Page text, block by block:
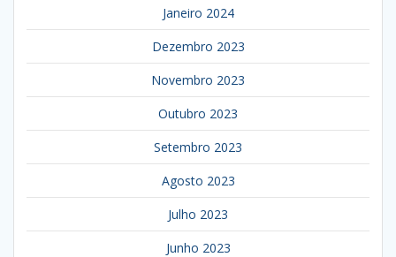
Janeiro 2024
Dezembro 2023
Novembro 2023
Outubro 2023
Setembro 2023
Agosto 2023
Julho 2023
Junho 2023